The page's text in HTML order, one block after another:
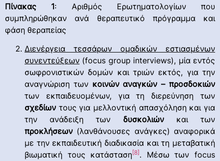
Πίνακας 1: Αριθμός Ερωτηματολογίων που
συμπληρώθηκαν ανά θεραπευτικό πρόγραμμα και
φάση θεραπείας
Διενέργεια τεσσάρων ομαδικών εστιασμένων
συνεντεύξεων (focus group interviews), μία εντός
σωφρονιστικών δομών και τριών εκτός, για την
αναγνώριση των κοινών αναγκών – προσδοκιών
των εκπαιδευομένων, για τη διερεύνηση των
σχεδίων τους για μελλοντική απασχόληση και για
την ανάδειξη των δυσκολιώνκαι των
προκλήσεων (λανθάνουσες ανάγκες) αναφορικά
με την εκπαιδευτική διαδικασία και τη μεταβατική
βιωματική τους κατάσταση[8] . Μέσω των focus